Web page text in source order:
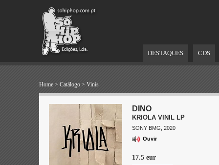
DESTAQUES CDS
Home > Catálogo > Vinis
DINO
KRIOLA VINIL LP
SONY BMG, 2020
Ouvir
17.5 eur